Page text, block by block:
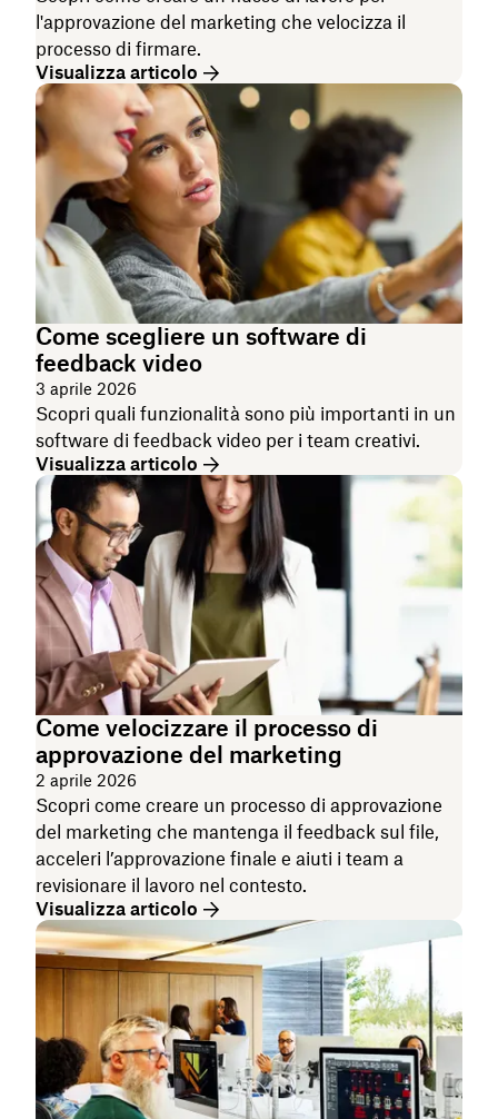
l'approvazione del marketing che velocizza il
processo di firmare.
Visualizza articolo
Come scegliere un software di
feedback video
3 aprile 2026
Scopri quali funzionalità sono più importanti in un
software di feedback video per i team creativi.
Visualizza articolo
Come velocizzare il processo di
approvazione del marketing
2 aprile 2026
Scopri come creare un processo di approvazione
del marketing che mantenga il feedback sul file,
acceleri l’approvazione finale e aiuti i team a
revisionare il lavoro nel contesto.
Visualizza articolo